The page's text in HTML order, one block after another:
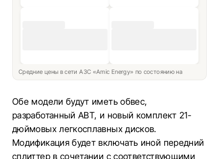
Средние цены в сети АЗС «Amic Energy» по состоянию на
Обе модели будут иметь обвес,
разработанный ABT, и новый комплект 21-
дюймовых легкосплавных дисков.
Модификация будет включать иной передний
сплиттер в сочетании с соответствующими